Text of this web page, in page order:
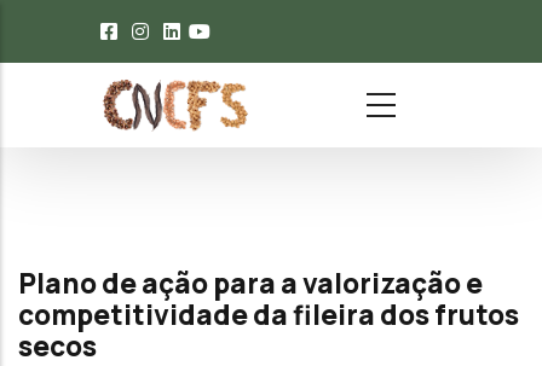
Passar para o conteúdo principal
Plano de ação para a valorização e
competitividade da fileira dos frutos
secos